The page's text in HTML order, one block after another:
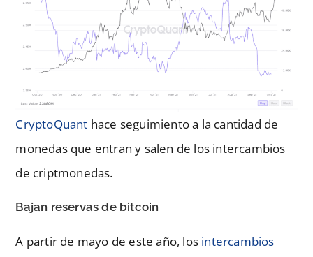
CryptoQuant hace seguimiento a la cantidad de
monedas que entran y salen de los intercambios
de criptmonedas.
Bajan reservas de bitcoin
A partir de mayo de este año, los intercambios